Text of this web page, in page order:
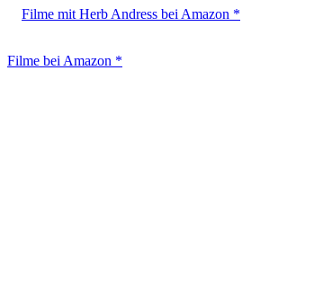
Filme mit Herb Andress bei Amazon *
Filme bei Amazon *